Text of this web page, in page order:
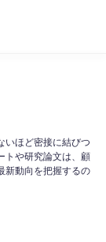
いほど密接に結びつ
トや研究論文は、顧
新動向を把握するの